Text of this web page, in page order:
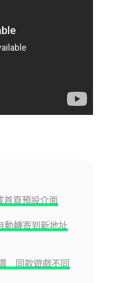
頁預設介面
轉寄到新地址
同款遊戲不同